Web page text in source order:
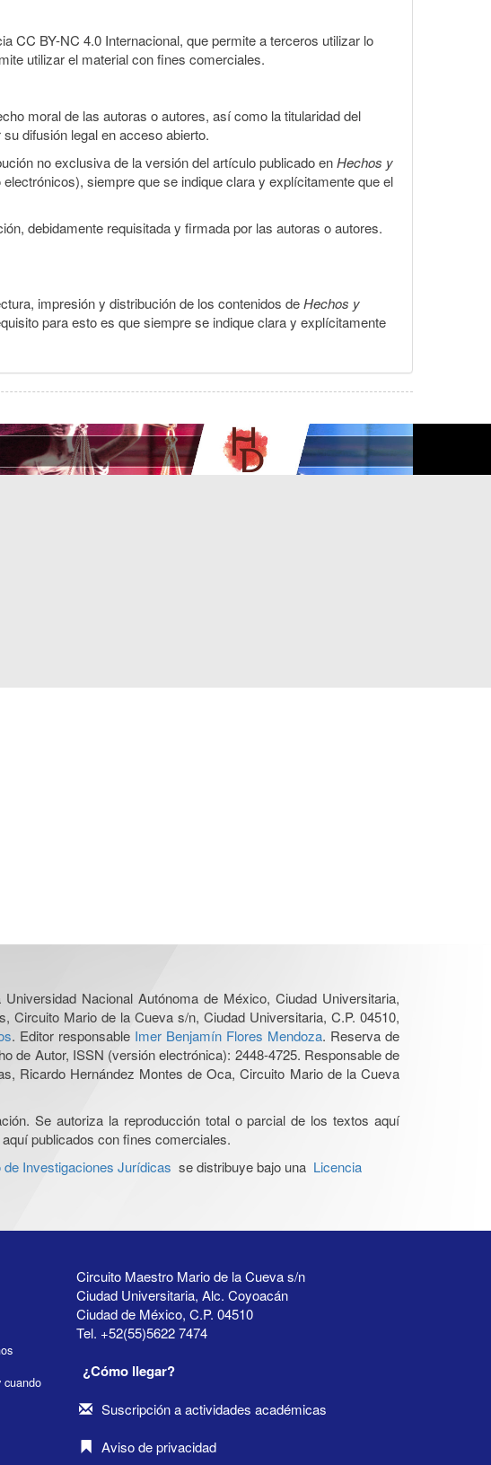
CC BY-NC 4.0 Internacional, que permite a terceros utilizar lo
utilizar el material con fines comerciales.
moral de las autoras o autores, así como la titularidad del
difusión legal en acceso abierto.
no exclusiva de la versión del artículo publicado enHechos y
siempre que se indique clara y explícitamente que el
debidamente requisitada y firmada por las autoras o autores.
impresión y distribución de los contenidos deHechos y
para esto es que siempre se indique clara y explícitamente
Nacional Autónoma de México, Ciudad Universitaria,
Circuito Mario de la Cueva s/n, Ciudad Universitaria, C.P. 04510,
. Editor responsable Imer Benjamín Flores Mendoza. Reserva de
de Autor, ISSN (versión electrónica): 2448-4725. Responsable de
Ricardo Hernández Montes de Oca, Circuito Mario de la Cueva
Se autoriza la reproducción total o parcial de los textos aquí
publicados con fines comerciales.
Investigaciones Jurídicas se distribuye bajo una Licencia
cuando
Circuito Maestro Mario de la Cueva s/n
Ciudad Universitaria, Alc. Coyoacán
Ciudad de México, C.P. 04510
Tel. +52(55)5622 7474
¿Cómo llegar?
Suscripción a actividades académicas
Aviso de privacidad